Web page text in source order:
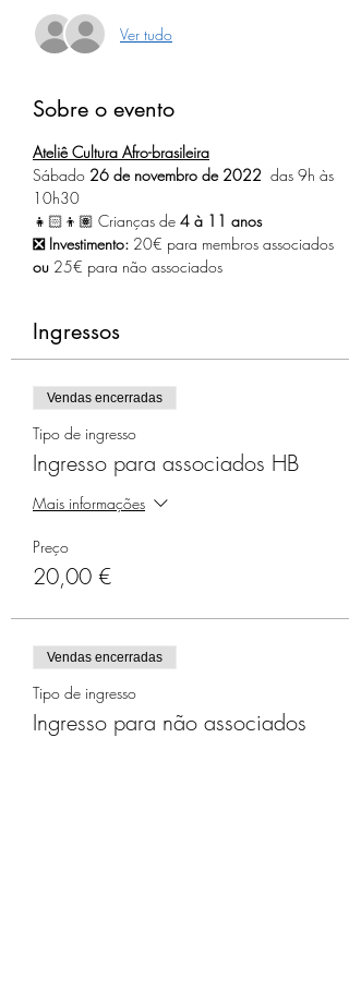
Ver tudo
Sobre o evento
Ateliê Cultura Afro-brasileira
Sábado 26 de novembro de 2022 das 9h às
10h30
👧🏻👦🏽 Crianças de 4 à 11 anos
❎ Investimento: 20€ para membros associados
ou 25€ para não associados
Ingressos
Vendas encerradas
Tipo de ingresso
Ingresso para associados HB
Mais informações
Preço
20,00 €
Vendas encerradas
Tipo de ingresso
Ingresso para não associados